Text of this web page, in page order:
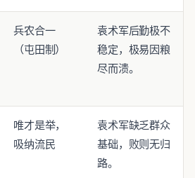
兵农合一
（屯田制）
袁术军后勤极不
稳定，极易因粮
尽而溃。
唯才是举，
吸纳流民
袁术军缺乏群众
基础，败则无归
路。